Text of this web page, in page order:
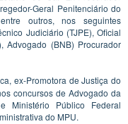
Geral Penitenciário do
outros, nos seguintes
Judiciário (TJPE), Oficial
Advogado (BNB) Procurador
ex-Promotora de Justiça do
concursos de Advogado da
Ministério Público Federal
do MPU.